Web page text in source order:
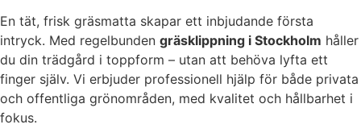
En tät, frisk gräsmatta skapar ett inbjudande första
intryck. Med regelbunden gräsklippning i Stockholm håller
du din trädgård i toppform – utan att behöva lyfta ett
finger själv. Vi erbjuder professionell hjälp för både privata
och offentliga grönområden, med kvalitet och hållbarhet i
fokus.